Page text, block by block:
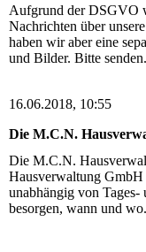
Aufgrund der DSGVO
Nachrichten über
haben wir aber eine
und Bilder. Bitte
16.06.2018, 10:55
Die M.C.N.
Die M.C.N.
Hausverwaltung
unabhängig von
besorgen, wann und